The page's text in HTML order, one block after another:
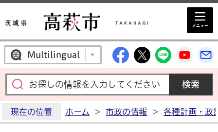
Multilingual 高萩市公式
高萩市公式X
高萩市
高
現在の位置 ホーム > 市政の情報 > 各種計画・政